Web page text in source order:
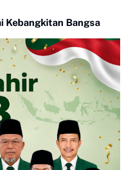
Kebangkitan Bangsa